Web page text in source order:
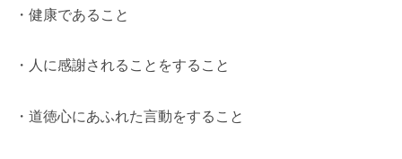
・健康であること
・人に感謝されることをすること
・道徳心にあふれた言動をすること